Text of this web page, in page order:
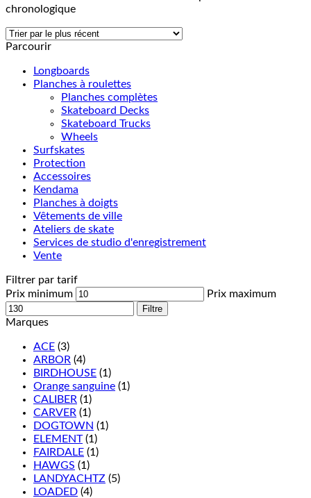
chronologique
Parcourir
Longboards
Planches à roulettes
Planches complètes
Skateboard Decks
Skateboard Trucks
Wheels
Surfskates
Protection
Accessoires
Kendama
Planches à doigts
Vêtements de ville
Ateliers de skate
Services de studio d'enregistrement
Vente
Filtrer par tarif
Prix minimum
Prix maximum
Filtre
Marques
ACE (3)
ARBOR (4)
BIRDHOUSE (1)
Orange sanguine (1)
CALIBER (1)
CARVER (1)
DOGTOWN (1)
ELEMENT (1)
FAIRDALE (1)
HAWGS (1)
LANDYACHTZ (5)
LOADED (4)